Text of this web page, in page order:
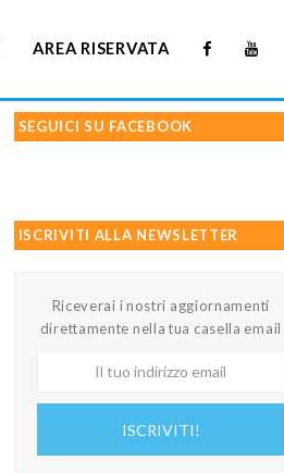
AREA RISERVATA
SEGUICI SU FACEBOOK
ISCRIVITI ALLA NEWSLETTER
Riceverai i nostri aggiornamenti
direttamente nella tua casella email
ISCRIVITI!